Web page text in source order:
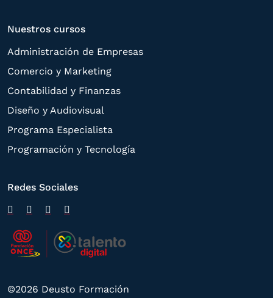
Nuestros cursos
Administración de Empresas
Comercio y Marketing
Contabilidad y Finanzas
Diseño y Audiovisual
Programa Especialista
Programación y Tecnología
Redes Sociales
©2026 Deusto Formación